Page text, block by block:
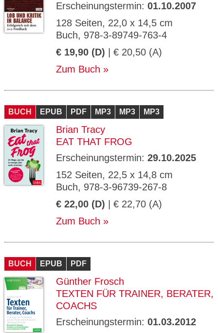
Erscheinungstermin: 01.10.2007
128 Seiten, 22,0 x 14,5 cm
Buch, 978-3-89749-763-4
€ 19,90 (D) | € 20,50 (A)
Zum Buch
BUCH EPUB PDF MP3 MP3 MP3
Brian Tracy
EAT THAT FROG
Erscheinungstermin: 29.10.2025
152 Seiten, 22,5 x 14,8 cm
Buch, 978-3-96739-267-8
€ 22,00 (D) | € 22,70 (A)
Zum Buch
BUCH EPUB PDF
Günther Frosch
TEXTEN FÜR TRAINER, BERATER,
COACHS
Erscheinungstermin: 01.03.2012